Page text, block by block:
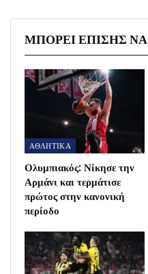
ΜΠΟΡΕΊ ΕΠΊΣΗΣ
ΑΘΛΗΤΙΚΑ
Ολυμπιακός: Νίκησε την
Αρμάνι και τερμάτισε
πρώτος στην κανονική
περίοδο